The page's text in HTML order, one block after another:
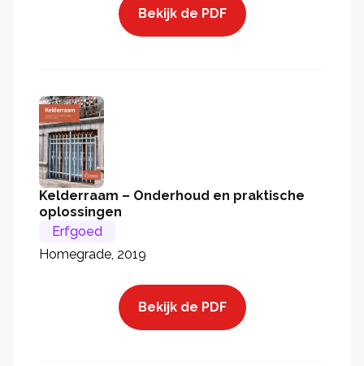
Bekijk de PDF
Kelderraam – Onderhoud en praktische
oplossingen
Erfgoed
Homegrade, 2019
Bekijk de PDF